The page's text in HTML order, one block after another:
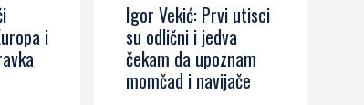
i
Igor Vekić: Prvi utisci
su odlični i jedva
čekam da upoznam
momčad i navijače